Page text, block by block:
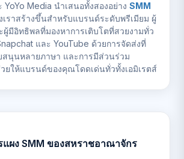
Media นำเสนอทั้งสองอย่าง SMM
เราสร้างขึ้นสำหรับแบรนด์ระดับพรีเมียม ผู้
ผู้มีอิทธิพลที่มองหาการเติบโตที่สวยงามทั่ว
และ YouTube ด้วยการจัดส่งที่
สนุนหลายภาษา และการมีส่วนร่วม
ยให้แบรนด์ของคุณโดดเด่นทั่วทั้งเอมิเรตส์
แผง SMM ของสหราชอาณาจักร